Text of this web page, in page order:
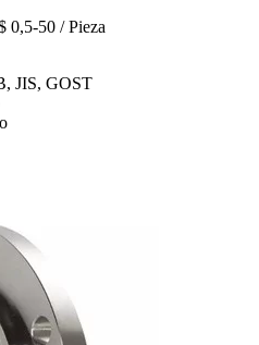
0,5-50 / Pieza
JIS, GOST